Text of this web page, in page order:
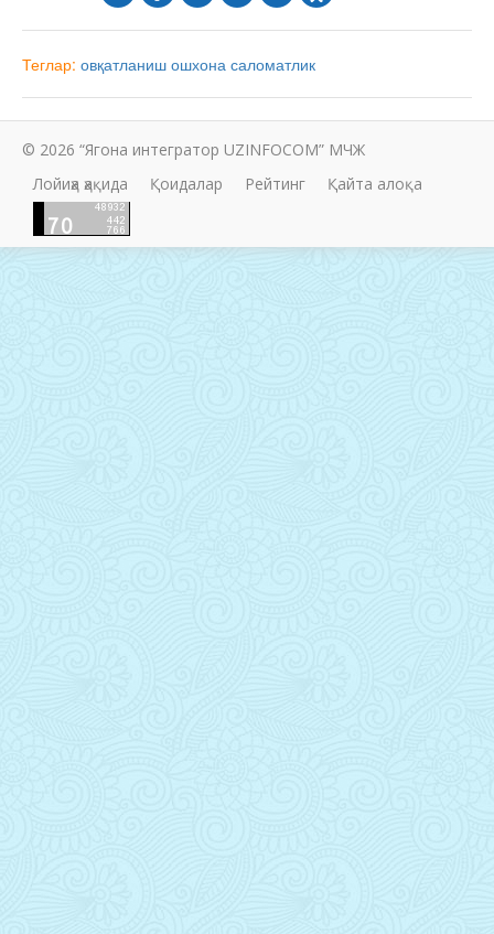
Теглар: овқатланиш ошхона саломатлик
© 2026 “Ягона интегратор UZINFOCOM” МЧЖ
Лойиҳа ҳақида
Қоидалар Рейтинг Қайта алоқа